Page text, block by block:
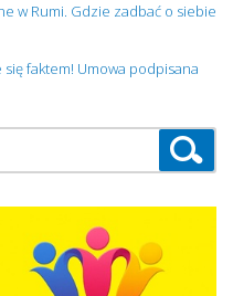
w Rumi. Gdzie zadbać o siebie
się faktem! Umowa podpisana